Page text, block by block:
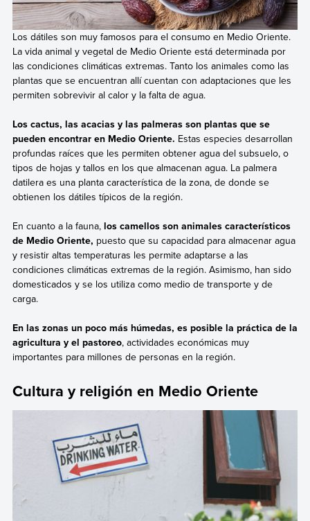
Los dátiles son muy famosos para el consumo en Medio Oriente.
La vida animal y vegetal de Medio Oriente está determinada por
las condiciones climáticas extremas. Tanto los animales como las
plantas que se encuentran allí cuentan con adaptaciones que les
permiten sobrevivir al calor y la falta de agua.
Los cactus, las acacias y las palmeras son plantas que se
pueden encontrar en Medio Oriente. Estas especies desarrollan
profundas raíces que les permiten obtener agua del subsuelo, o
tipos de hojas y tallos en los que almacenan agua. La palmera
datilera es una planta característica de la zona, de donde se
obtienen los dátiles típicos de la región.
En cuanto a la fauna, los camellos son animales característicos
de Medio Oriente, puesto que su capacidad para almacenar agua
y resistir altas temperaturas les permite adaptarse a las
condiciones climáticas extremas de la región. Asimismo, han sido
domesticados y se los utiliza como medio de transporte y de
carga.
En las zonas un poco más húmedas, es posible la práctica de la
agricultura y el pastoreo, actividades económicas muy
importantes para millones de personas en la región.
Cultura y religión en Medio Oriente